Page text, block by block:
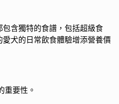
包含獨特的食譜，包括超級食
犬的日常飲食體驗增添營養價
重要性。